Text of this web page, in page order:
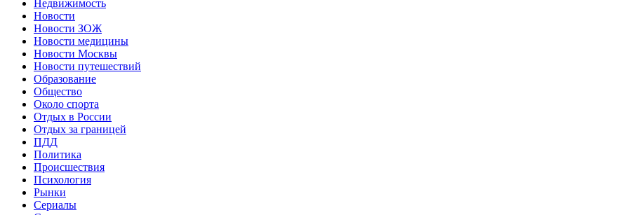
Недвижимость
Новости
Новости ЗОЖ
Новости медицины
Новости Москвы
Новости путешествий
Образование
Общество
Около спорта
Отдых в России
Отдых за границей
ПДД
Политика
Происшествия
Психология
Рынки
Сериалы